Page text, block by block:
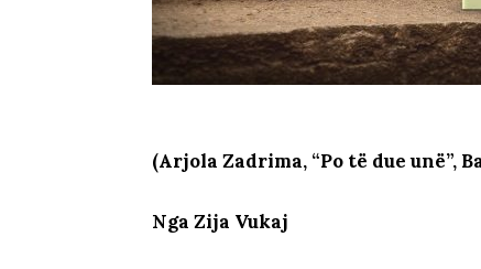
(Arjola Zadrima, “Po të due unë”,
Nga Zija Vukaj